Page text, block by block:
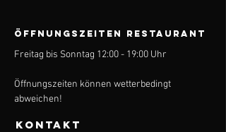
ÖFFNUNGSZEITEN Restaurant
Freitag bis Sonntag 12:00 - 19:00 Uhr
Öffnungszeiten können wetterbedingt
abweichen!
KONTAKT